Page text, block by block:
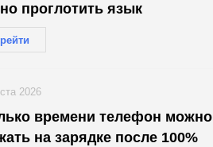
проглотить язык
времени телефон можно
на зарядке после 100%
2026